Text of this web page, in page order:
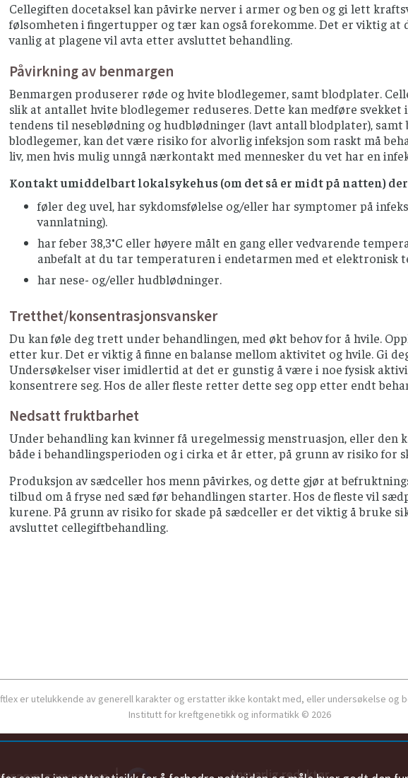
Cellegiften docetaksel kan påvirke nerver i armer og ben og gi lett
følsomheten i fingertupper og tær kan også forekomme. Det er viktig
vanlig at plagene vil avta etter avsluttet behandling.
Påvirkning av benmargen
Benmargen produserer røde og hvite blodlegemer, samt blodplater.
slik at antallet hvite blodlegemer reduseres. Dette kan medføre
tendens til neseblødning og hudblødninger (lavt antall blodplater),
blodlegemer, kan det være risiko for alvorlig infeksjon som raskt må
liv, men hvis mulig unngå nærkontakt med mennesker du vet har en
Kontakt umiddelbart lokalsykehus (om det så er midt på natten)
føler deg uvel, har sykdomsfølelse og/eller har symptomer på
vannlatning).
har feber 38,3°C eller høyere målt en gang eller vedvarende
anbefalt at du tar temperaturen i endetarmen med et elektronisk
har nese- og/eller hudblødninger.
Tretthet/konsentrasjonsvansker
Du kan føle deg trett under behandlingen, med økt behov for å hvile.
etter kur. Det er viktig å finne en balanse mellom aktivitet og hvile. Gi
Undersøkelser viser imidlertid at det er gunstig å være i noe fysisk
konsentrere seg. Hos de aller fleste retter dette seg opp etter endt
Nedsatt fruktbarhet
Under behandling kan kvinner få uregelmessig menstruasjon, eller den
både i behandlingsperioden og i cirka et år etter, på grunn av risiko for
Produksjon av sædceller hos menn påvirkes, og dette gjør at
tilbud om å fryse ned sæd før behandlingen starter. Hos de fleste vil
kurene. På grunn av risiko for skade på sædceller er det viktig å bruke
avsluttet cellegiftbehandling.
er utelukkende av generell karakter og erstatter ikke kontakt med, eller undersøkelse og
Institutt for kreftgenetikk og informatikk © 2026
Ansvarlig redaktør